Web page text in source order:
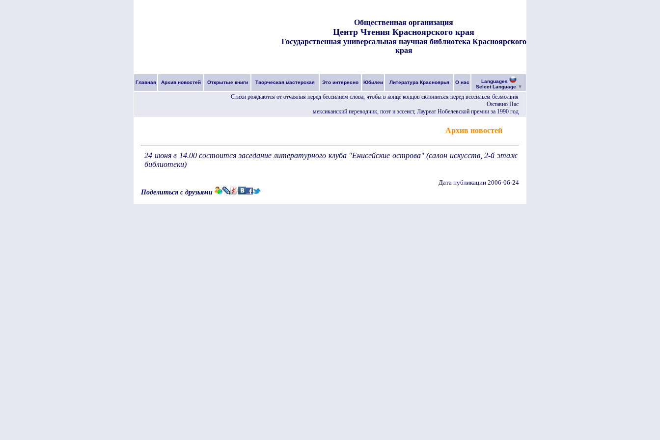
Общественная организация
Центр Чтения Красноярского края
Государственная универсальная научная библиотека Красноярского
края
Главная Архив новостей Открытые книги Творческая мастерская Это интересно Юбилеи Литература Красноярья О нас
Languages
Select Language ▼
Стихи рождаются от отчаяния перед бессилием слова, чтобы в конце концов склониться перед всесильем безмолвия
Октавио Пас
мексиканский переводчик, поэт и эссеист, Лауреат Нобелевской премии за 1990 год
Архив новостей
24 июня в 14.00 состоится заседание литературного клуба "Енисейские острова" (салон искусств, 2-й этаж
библиотеки)
Дата публикации 2006-06-24
Поделиться с друзьями